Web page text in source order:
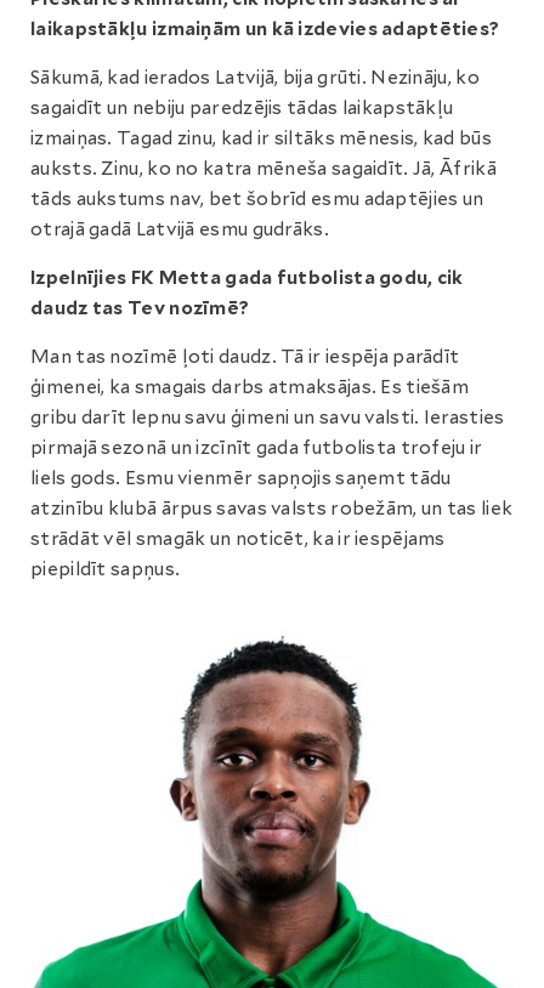
laikapstākļu izmaiņām un kā izdevies adaptēties?
Sākumā, kad ierados Latvijā, bija grūti. Nezināju, ko
sagaidīt un nebiju paredzējis tādas laikapstākļu
izmaiņas. Tagad zinu, kad ir siltāks mēnesis, kad būs
auksts. Zinu, ko no katra mēneša sagaidīt. Jā, Āfrikā
tāds aukstums nav, bet šobrīd esmu adaptējies un
otrajā gadā Latvijā esmu gudrāks.
Izpelnījies FK Metta gada futbolista godu, cik
daudz tas Tev nozīmē?
Man tas nozīmē ļoti daudz. Tā ir iespēja parādīt
ģimenei, ka smagais darbs atmaksājas. Es tiešām
gribu darīt lepnu savu ģimeni un savu valsti. Ierasties
pirmajā sezonā un izcīnīt gada futbolista trofeju ir
liels gods. Esmu vienmēr sapņojis saņemt tādu
atzinību klubā ārpus savas valsts robežām, un tas liek
strādāt vēl smagāk un noticēt, ka ir iespējams
piepildīt sapņus.